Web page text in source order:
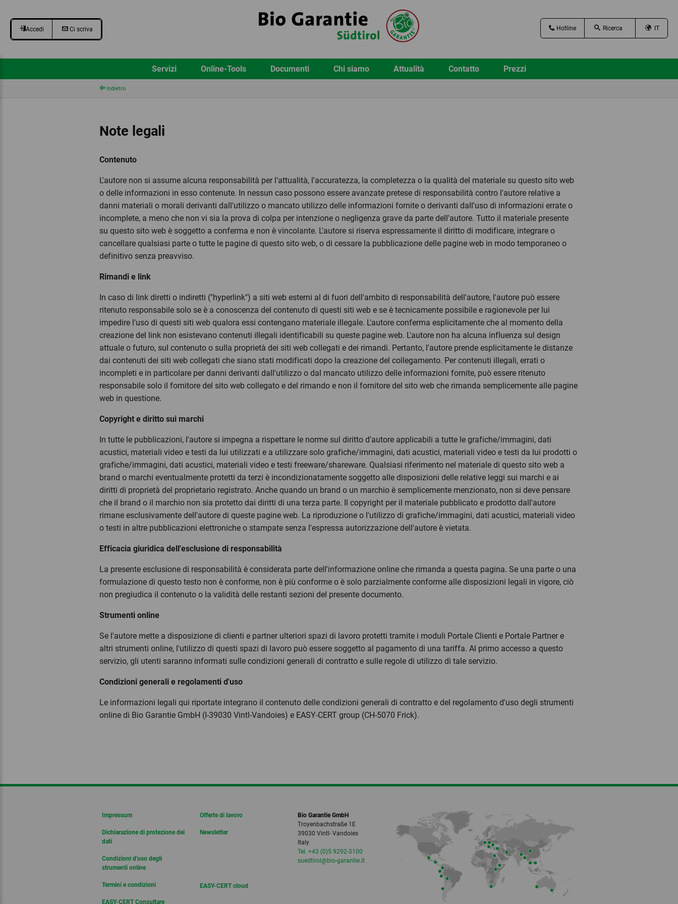
Accedi Ci scriva Hotline IT
Servizi Online-Tools Documenti Chi siamo Attualità Contatto Prezzi
Indietro
Note legali
Contenuto
L'autore non si assume alcuna responsabilità per l'attualità, l'accuratezza, la completezza o la qualità del materiale su questo sito web
o delle informazioni in esso contenute. In nessun caso possono essere avanzate pretese di responsabilità contro l'autore relative a
danni materiali o morali derivanti dall'utilizzo o mancato utilizzo delle informazioni fornite o derivanti dall'uso di informazioni errate o
incomplete, a meno che non vi sia la prova di colpa per intenzione o negligenza grave da parte dell'autore. Tutto il materiale presente
su questo sito web è soggetto a conferma e non è vincolante. L'autore si riserva espressamente il diritto di modificare, integrare o
cancellare qualsiasi parte o tutte le pagine di questo sito web, o di cessare la pubblicazione delle pagine web in modo temporaneo o
definitivo senza preavviso.
Rimandi e link
In caso di link diretti o indiretti ("hyperlink") a siti web esterni al di fuori dell'ambito di responsabilità dell'autore, l'autore può essere
ritenuto responsabile solo se è a conoscenza del contenuto di questi siti web e se è tecnicamente possibile e ragionevole per lui
impedire l'uso di questi siti web qualora essi contengano materiale illegale. L'autore conferma esplicitamente che al momento della
creazione del link non esistevano contenuti illegali identificabili su queste pagine web. L'autore non ha alcuna influenza sul design
attuale o futuro, sul contenuto o sulla proprietà dei siti web collegati e dei rimandi. Pertanto, l'autore prende esplicitamente le distanze
dai contenuti dei siti web collegati che siano stati modificati dopo la creazione del collegamento. Per contenuti illegali, errati o
incompleti e in particolare per danni derivanti dall'utilizzo o dal mancato utilizzo delle informazioni fornite, può essere ritenuto
responsabile solo il fornitore del sito web collegato e del rimando e non il fornitore del sito web che rimanda semplicemente alle pagine
web in questione.
Copyright e diritto sui marchi
In tutte le pubblicazioni, l'autore si impegna a rispettare le norme sul diritto d'autore applicabili a tutte le grafiche/immagini, dati
acustici, materiali video e testi da lui utilizzati e a utilizzare solo grafiche/immagini, dati acustici, materiali video e testi da lui prodotti o
grafiche/immagini, dati acustici, materiali video e testi freeware/shareware. Qualsiasi riferimento nel materiale di questo sito web a
brand o marchi eventualmente protetti da terzi è incondizionatamente soggetto alle disposizioni delle relative leggi sui marchi e ai
diritti di proprietà del proprietario registrato. Anche quando un brand o un marchio è semplicemente menzionato, non si deve pensare
che il brand o il marchio non sia protetto dai diritti di una terza parte. Il copyright per il materiale pubblicato e prodotto dall'autore
rimane esclusivamente dell'autore di queste pagine web. La riproduzione o l'utilizzo di grafiche/immagini, dati acustici, materiali video
o testi in altre pubblicazioni elettroniche o stampate senza l'espressa autorizzazione dell'autore è vietata.
Efficacia giuridica dell'esclusione di responsabilità
La presente esclusione di responsabilità è considerata parte dell'informazione online che rimanda a questa pagina. Se una parte o una
formulazione di questo testo non è conforme, non è più conforme o è solo parzialmente conforme alle disposizioni legali in vigore, ciò
non pregiudica il contenuto o la validità delle restanti sezioni del presente documento.
Strumenti online
Se l'autore mette a disposizione di clienti e partner ulteriori spazi di lavoro protetti tramite i moduli Portale Clienti e Portale Partner e
altri strumenti online, l'utilizzo di questi spazi di lavoro può essere soggetto al pagamento di una tariffa. Al primo accesso a questo
servizio, gli utenti saranno informati sulle condizioni generali di contratto e sulle regole di utilizzo di tale servizio.
Condizioni generali e regolamenti d'uso
Le informazioni legali qui riportate integrano il contenuto delle condizioni generali di contratto e del regolamento d'uso degli strumenti
online di Bio Garantie GmbH (I-39030 Vintl-Vandoies) e EASY-CERT group (CH-5070 Frick).
Impressum
Dichiarazione di protezione dei
dati
Condizioni d'uso degli
strumenti online
Termini e condizioni
EASY-CERT Consultare
Offerte di lavoro
Newsletter
EASY-CERT cloud
Bio Garantie GmbH
Troyenbachstraße 1E
39030 Vintl- Vandoies
Italy
Tel. +43 (0)5 9292-3100
suedtirol@bio-garantie.it